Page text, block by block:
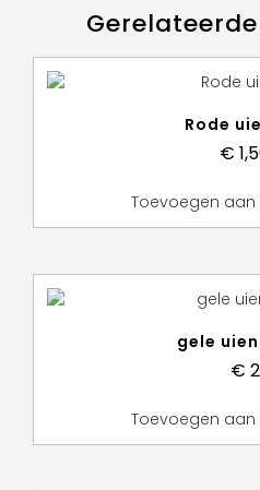
Rode
€
Toevoegen aan
gele
€ 2
Toevoegen aan